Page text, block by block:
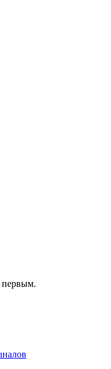
первым.